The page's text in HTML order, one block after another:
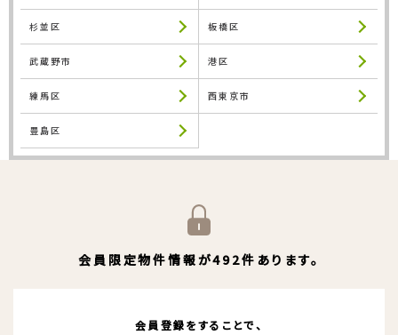
杉並区 板橋区
武蔵野市 港区
練馬区 西東京市
豊島区
会員限定物件情報が492件あります。
会員登録をすることで、